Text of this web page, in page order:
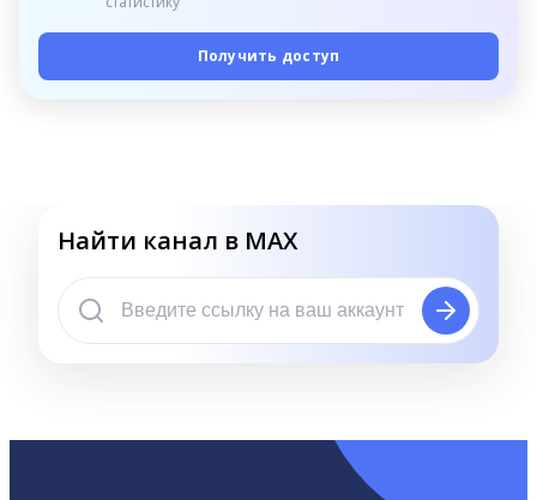
Получить доступ
Найти канал в MAX